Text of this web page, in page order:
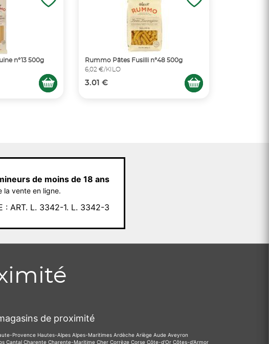
n°13 500g
Rummo Pâtes Fusilli n°48 500g
6,02 €/KILO
3.01 €
de moins de 18 ans
la vente en ligne.
: ART. L. 3342-1. L. 3342-3
de proximité
Provence Hautes-Alpes Alpes-Maritimes Ardèche Ariège Aude Aveyron
Cantal Charente Charente-Maritime Cher Corrèze Corse Côte-d'Or Côtes-d'Armor